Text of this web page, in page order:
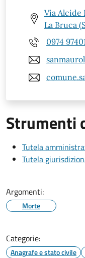
Via Alcide
La Bruca
0974
Strumenti
Tutela
Tutela
Argomenti:
Morte
Categorie:
Anagrafe e stato civile